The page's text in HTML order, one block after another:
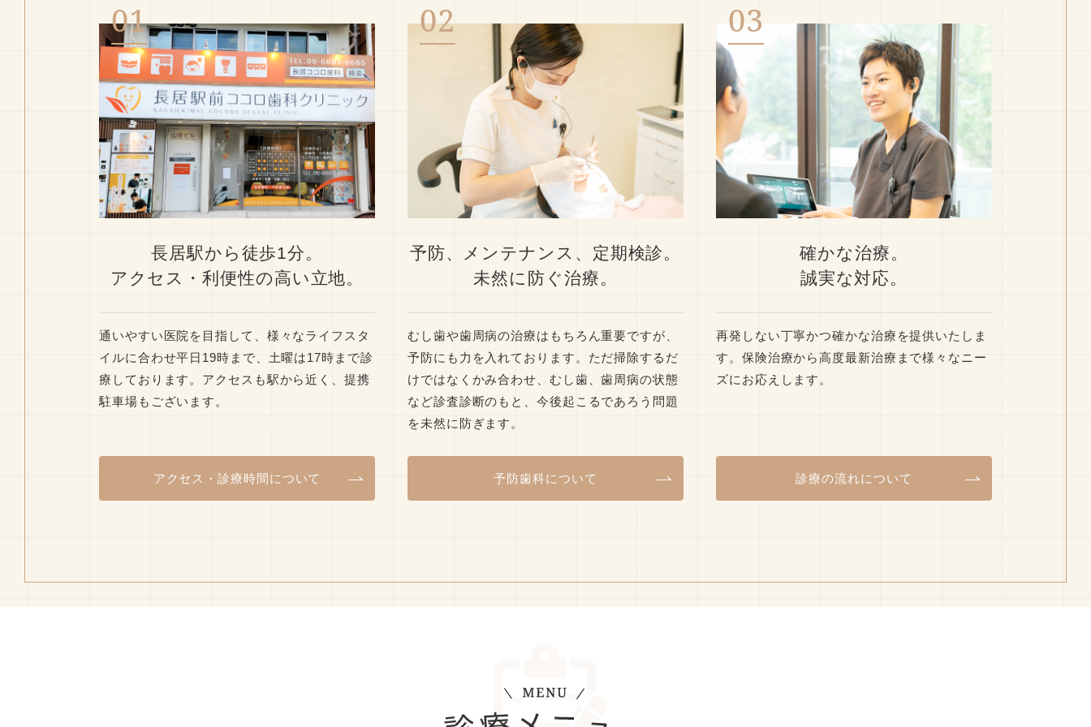
長居駅から徒歩1分。
アクセス・利便性の高い立地。
通いやすい医院を目指して、様々なライフスタ
イルに合わせ平日19時まで、土曜は17時まで診
療しております。アクセスも駅から近く、提携
駐車場もございます。
アクセス・診療時間について
予防、メンテナンス、定期検診。
未然に防ぐ治療。
むし歯や歯周病の治療はもちろん重要ですが、
予防にも力を入れております。ただ掃除するだ
けではなくかみ合わせ、むし歯、歯周病の状態
など診査診断のもと、今後起こるであろう問題
を未然に防ぎます。
予防歯科について
確かな治療。
誠実な対応。
再発しない丁寧かつ確かな治療を提供いたしま
す。保険治療から高度最新治療まで様々なニー
ズにお応えします。
診療の流れについて